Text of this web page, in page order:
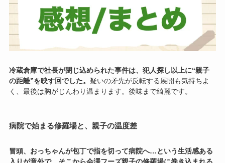
冷蔵倉庫で社長が閉じ込められた事件は、犯人探し以上に“親子
の距離”を映す回でした。 疑いの矛先が反転する展開も気持ちよ
く、最後は胸がじんわり温まります。後味まで綺麗です。
病院で始まる修羅場と、親子の温度差
冒頭、おっちゃんが包丁で指を切って病院へ…という生活感ある